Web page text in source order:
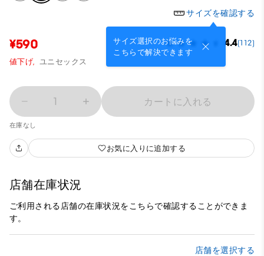
サイズを確認する
サイズ選択のお悩みを
こちらで解決できます
¥590 4.4(112)
値下げ, ユニセックス
1 カートに入れる
在庫なし
お気に入りに追加する
店舗在庫状況
ご利用される店舗の在庫状況をこちらで確認することができま
す。
店舗を選択する